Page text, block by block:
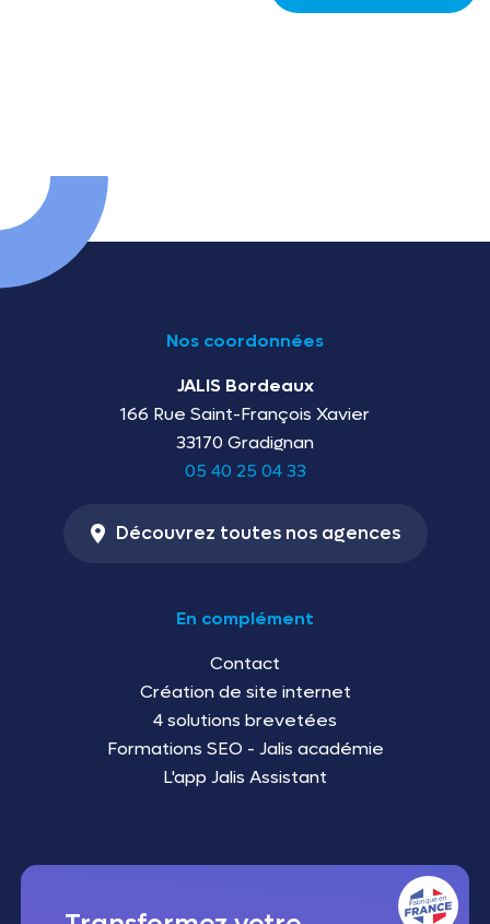
Nos coordonnées
JALIS Bordeaux
166 Rue Saint-François Xavier
33170 Gradignan
05 40 25 04 33
Découvrez toutes nos agences
En complément
Contact
Création de site internet
4 solutions brevetées
Formations SEO - Jalis académie
L'app Jalis Assistant